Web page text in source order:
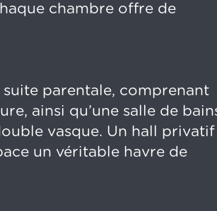
chambre offre de
parentale, comprenant
ainsi qu’une salle de
vasque. Un hall privatif
un véritable havre de